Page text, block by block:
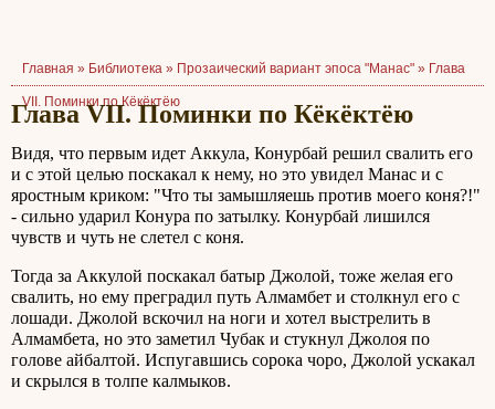
Главная » Библиотека » Прозаический вариант эпоса "Манас" » Глава
VII. Поминки по Кёкёктёю
Глава VII. Поминки по Кёкёктёю
Видя, что первым идет Аккула, Конурбай решил свалить его
и с этой целью поскакал к нему, но это увидел Манас и с
яростным криком: "Что ты замышляешь против моего коня?!"
- сильно ударил Конура по затылку. Конурбай лишился
чувств и чуть не слетел с коня.
Тогда за Аккулой поскакал батыр Джолой, тоже желая его
свалить, но ему преградил путь Алмамбет и столкнул его с
лошади. Джолой вскочил на ноги и хотел выстрелить в
Алмамбета, но это заметил Чубак и стукнул Джолоя по
голове айбалтой. Испугавшись сорока чоро, Джолой ускакал
и скрылся в толпе калмыков.